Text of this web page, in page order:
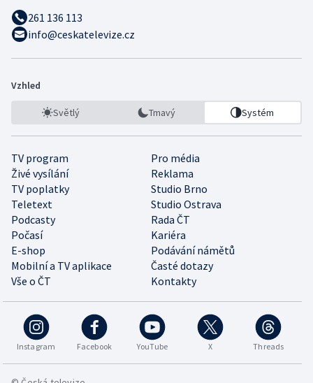
261 136 113
info@ceskatelevize.cz
Vzhled
Světlý Tmavý Systém
TV program
Pro média
Živé vysílání
Reklama
TV poplatky
Studio Brno
Teletext
Studio Ostrava
Podcasty
Rada ČT
Počasí
Kariéra
E-shop
Podávání námětů
Mobilní a TV aplikace
Časté dotazy
Vše o ČT
Kontakty
Instagram Facebook YouTube X Threads